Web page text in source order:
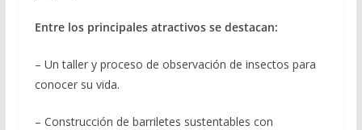
Entre los principales atractivos se destacan:
– Un taller y proceso de observación de insectos para
conocer su vida.
– Construcción de barriletes sustentables con